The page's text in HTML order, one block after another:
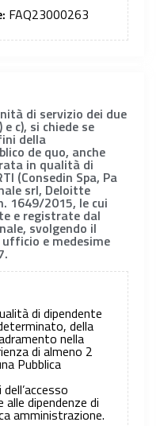
FAQ23000263
di servizio dei due
c), si chiede se
della
de quo, anche
in qualità di
(Consedin Spa, Pa
srl, Deloitte
1649/2015, le cui
e registrate dal
svolgendo il
e medesime
di dipendente
della
nella
di almeno 2
Pubblica
dipendenze di
amministrazione.